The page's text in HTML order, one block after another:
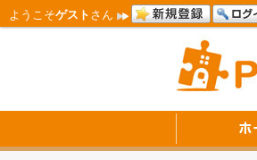
ようこそゲスト さん